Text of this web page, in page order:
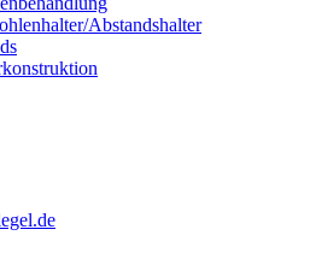
Abstandshalter